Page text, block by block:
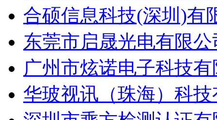
合硕信息科技(深圳)有
东莞市启晟光电有限公
广州市炫诺电子科技
华玻视讯（珠海）科